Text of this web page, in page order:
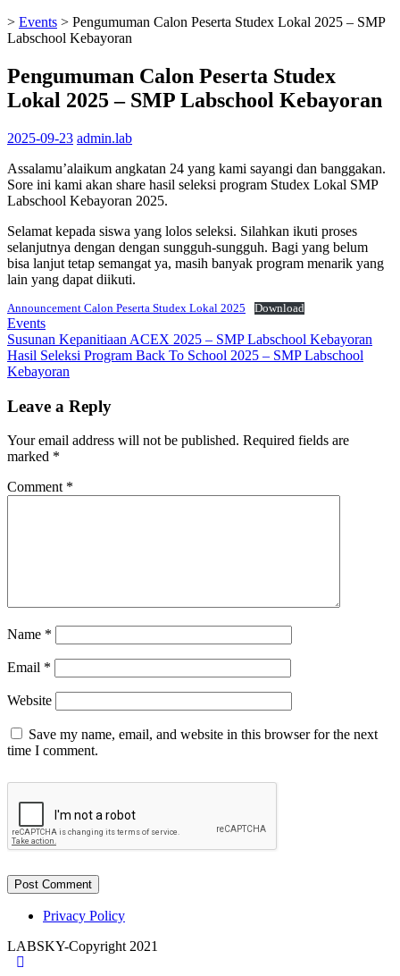
> Events > Pengumuman Calon Peserta Studex Lokal 2025 – SMP
Labschool Kebayoran
Pengumuman Calon Peserta Studex
Lokal 2025 – SMP Labschool Kebayoran
2025-09-23 admin.lab
Assalamu’alaikum angkatan 24 yang kami sayangi dan banggakan.
Sore ini kami akan share hasil seleksi program Studex Lokal SMP
Labschool Kebayoran 2025.
Selamat kepada siswa yang lolos seleksi. Silahkan ikuti proses
selanjutnya dengan dengan sungguh-sungguh. Bagi yang belum
bisa lanjut tetap semangat ya, masih banyak program menarik yang
lain yang dapat diikuti.
Announcement Calon Peserta Studex Lokal 2025 Download
Events
Post
navigation
Susunan Kepanitiaan ACEX 2025 – SMP Labschool Kebayoran
Hasil Seleksi Program Back To School 2025 – SMP Labschool
Kebayoran
Leave a Reply
Your email address will not be published. Required fields are
marked *
Comment *
Name *
Email *
Website
Save my name, email, and website in this browser for the next
time I comment.
Privacy Policy
LABSKY-Copyright 2021